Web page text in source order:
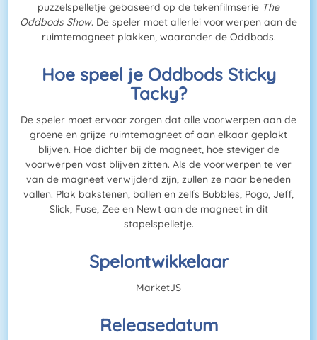
puzzelspelletje gebaseerd op de tekenfilmserie The
Oddbods Show. De speler moet allerlei voorwerpen aan de
ruimtemagneet plakken, waaronder de Oddbods.
Hoe speel je Oddbods Sticky
Tacky?
De speler moet ervoor zorgen dat alle voorwerpen aan de
groene en grijze ruimtemagneet of aan elkaar geplakt
blijven. Hoe dichter bij de magneet, hoe steviger de
voorwerpen vast blijven zitten. Als de voorwerpen te ver
van de magneet verwijderd zijn, zullen ze naar beneden
vallen. Plak bakstenen, ballen en zelfs Bubbles, Pogo, Jeff,
Slick, Fuse, Zee en Newt aan de magneet in dit
stapelspelletje.
Spelontwikkelaar
MarketJS
Releasedatum